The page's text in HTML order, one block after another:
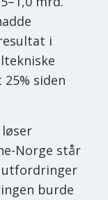
i
siden
Norge står
burde